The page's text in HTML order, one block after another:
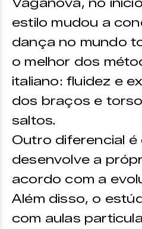
Vaganova, no
estilo mudou a
dança no mundo
o melhor dos
italiano: fluidez e
dos braços e
saltos.
Outro diferencial
desenvolve a
acordo com a
Além disso, o
com aulas